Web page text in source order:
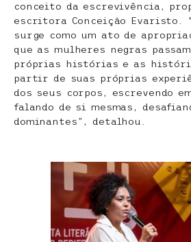
conceito da escrevivência,
escritora Conceição Evaristo.
surge como um ato de
que as mulheres negras
próprias histórias e as
partir de suas próprias
dos seus corpos, escrevendo
falando de si mesmas,
dominantes”, detalhou.